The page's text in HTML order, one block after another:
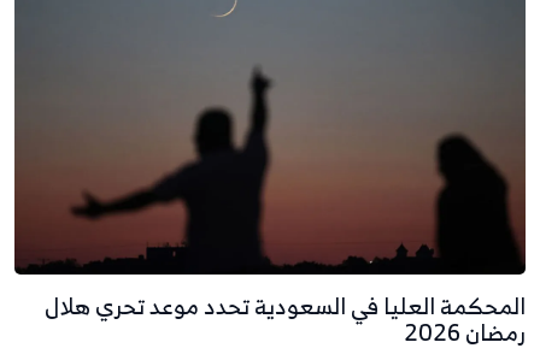
العليا في السعودية تحدد موعد تحري هلال
2026